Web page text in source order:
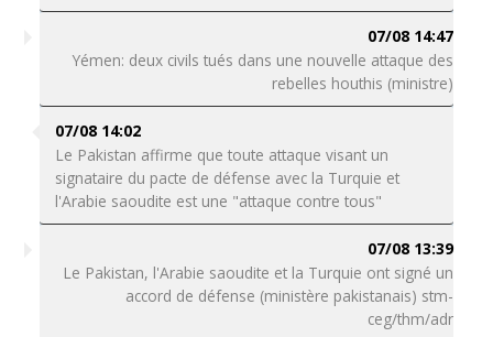
07/08 14:47
Yémen: deux civils tués dans une nouvelle attaque des
rebelles houthis (ministre)
07/08 14:02
Le Pakistan affirme que toute attaque visant un
signataire du pacte de défense avec la Turquie et
l'Arabie saoudite est une "attaque contre tous"
07/08 13:39
Le Pakistan, l'Arabie saoudite et la Turquie ont signé un
accord de défense (ministère pakistanais) stm-
ceg/thm/adr